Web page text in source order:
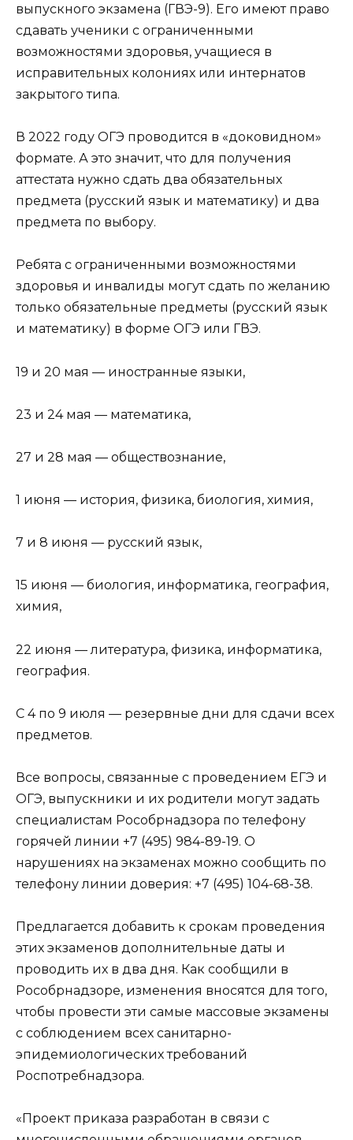
выпускного экзамена (ГВЭ-9). Его имеют право
сдавать ученики с ограниченными
возможностями здоровья, учащиеся в
исправительных колониях или интернатов
закрытого типа.
В 2022 году ОГЭ проводится в «доковидном»
формате. А это значит, что для получения
аттестата нужно сдать два обязательных
предмета (русский язык и математику) и два
предмета по выбору.
Ребята с ограниченными возможностями
здоровья и инвалиды могут сдать по желанию
только обязательные предметы (русский язык
и математику) в форме ОГЭ или ГВЭ.
19 и 20 мая — иностранные языки,
23 и 24 мая — математика,
27 и 28 мая — обществознание,
1 июня — история, физика, биология, химия,
7 и 8 июня — русский язык,
15 июня — биология, информатика, география,
химия,
22 июня — литература, физика, информатика,
география.
С 4 по 9 июля — резервные дни для сдачи всех
предметов.
Все вопросы, связанные с проведением ЕГЭ и
ОГЭ, выпускники и их родители могут задать
специалистам Рособрнадзора по телефону
горячей линии +7 (495) 984-89-19. О
нарушениях на экзаменах можно сообщить по
телефону линии доверия: +7 (495) 104-68-38.
Предлагается добавить к срокам проведения
этих экзаменов дополнительные даты и
проводить их в два дня. Как сообщили в
Рособрнадзоре, изменения вносятся для того,
чтобы провести эти самые массовые экзамены
с соблюдением всех санитарно-
эпидемиологических требований
Роспотребнадзора.
«Проект приказа разработан в связи с